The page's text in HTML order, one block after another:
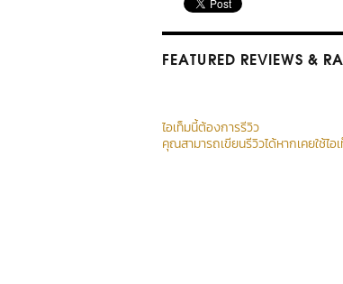
FEATURED REVIEWS &
ไอเท็มนี้ต้องการรีวิว
คุณสามารถเขียนรีวิวได้หากเคยใช้ไอ